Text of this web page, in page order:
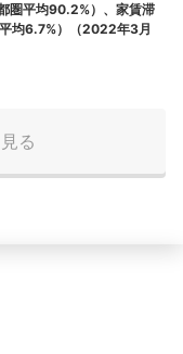
圏平均90.2%）、家賃滞
均6.7%）（2022年3月
る